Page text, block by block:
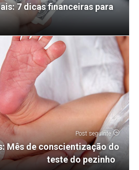
7 dicas financeiras para
Post seguinte
Mês de conscientização do
teste do pezinho